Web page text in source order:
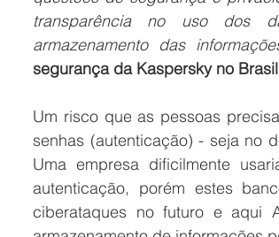
transparência no uso dos
armazenamento das
segurança da Kaspersky no Brasil
Um risco que as pessoas
senhas (autenticação) - seja no
Uma empresa dificilmente
autenticação, porém estes
ciberataques no futuro e aqui